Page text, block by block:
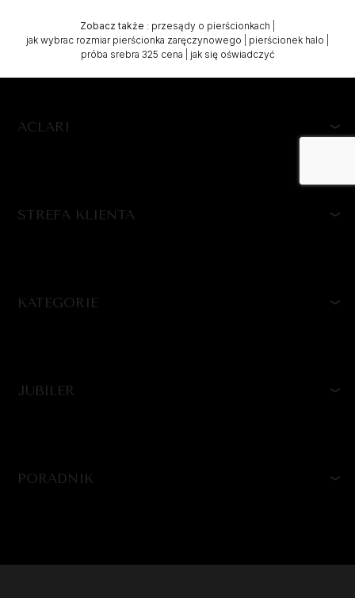
Zobacz także : przesądy o pierścionkach
jak wybrac rozmiar pierścionka zaręczynowego
pierścionek halo
próba srebra 325 cena
jak się oświadczyć
ACLARI
STREFA KLIENTA
KATEGORIE
JUBILER
PORADNIK